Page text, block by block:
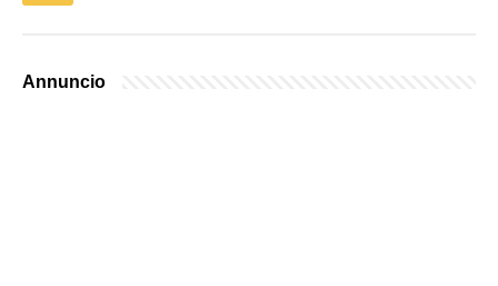
Annuncio